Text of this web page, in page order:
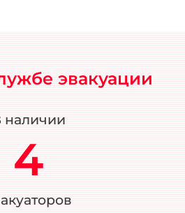
эвакуации
наличии
4